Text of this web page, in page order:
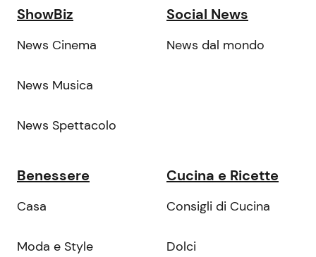
ShowBiz
News Cinema
News Musica
News Spettacolo
Social News
News dal mondo
Benessere
Casa
Moda e Style
Cucina e Ricette
Consigli di Cucina
Dolci